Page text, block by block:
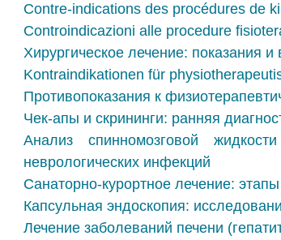
Contre-indications des procédures de
Controindicazioni alle procedure
Хирургическое лечение: показания
Kontraindikationen für
Противопоказания к
Чек-апы и скрининги: ранняя
Анализ спинномозговой
неврологических инфекций
Санаторно-курортное лечение:
Капсульная эндоскопия:
Лечение заболеваний печени